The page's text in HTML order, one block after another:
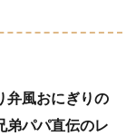
弁風おにぎりの
弟パパ直伝のレ